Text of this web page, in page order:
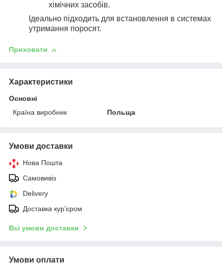
хімічних засобів.
Ідеально підходить для встановлення в системах
утримання поросят.
Приховати
Характеристики
Основні
Країна виробник
Польща
Умови доставки
Нова Пошта
Самовивіз
Delivery
Доставка кур'єром
Всі умови доставки
Умови оплати